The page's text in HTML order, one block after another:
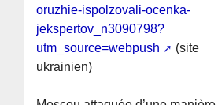
oruzhie-ispolzovali-ocenka-
jekspertov_n3090798?
utm_source=webpush
(site
ukrainien)